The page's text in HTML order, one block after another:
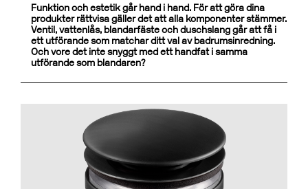
Funktion och estetik går hand i hand. För att göra dina
produkter rättvisa gäller det att alla komponenter stämmer.
Ventil, vattenlås, blandarfäste och duschslang går att få i
ett utförande som matchar ditt val av badrumsinredning.
Och vore det inte snyggt med ett handfat i samma
utförande som blandaren?